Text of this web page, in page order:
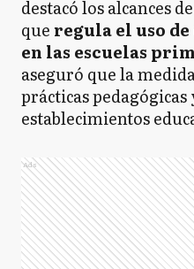
destacó los alcances
que regula el uso
en las escuelas
aseguró que la
prácticas
establecimientos
Ads